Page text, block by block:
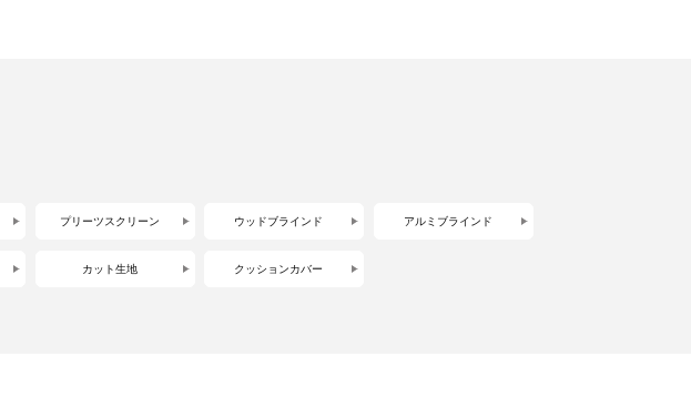
プリーツスクリーン ウッドブラインド アルミブラインド
カット生地 クッションカバー